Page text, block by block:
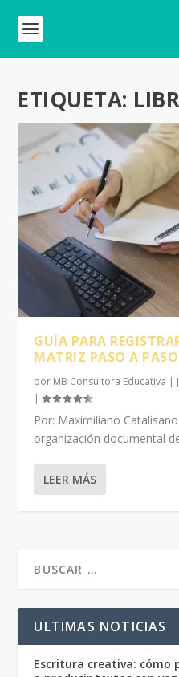
ETIQUETA:
GUÍA PARA
MATRIZ PASO A PASO
por MB Consultora Educativa |
|
Por: Maximiliano
organización documental
LEER MÁS
ULTIMAS NOTICIAS
Escritura creativa: cómo